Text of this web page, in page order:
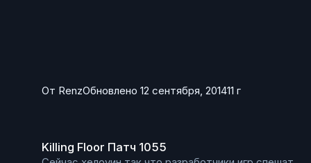
От RenzОбновлено 12 сентября, 201411 г
Killing Floor Патч 1055